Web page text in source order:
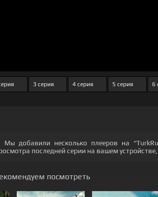
3 серия 4 серия 5 серия 6
Мы добавили несколько плееров на
последней серии на вашем
посмотреть